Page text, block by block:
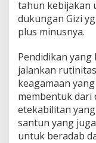
tahun kebijakan
dukungan Gizi
plus minusnya.
Pendidikan
jalankan
keagamaan
membentuk dari
etekabilitan
santun yang
untuk beradab